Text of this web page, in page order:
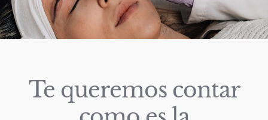
Te queremos contar